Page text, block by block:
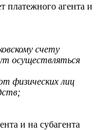
платежного агента и
счету
осуществляться
физических лиц
и на субагента